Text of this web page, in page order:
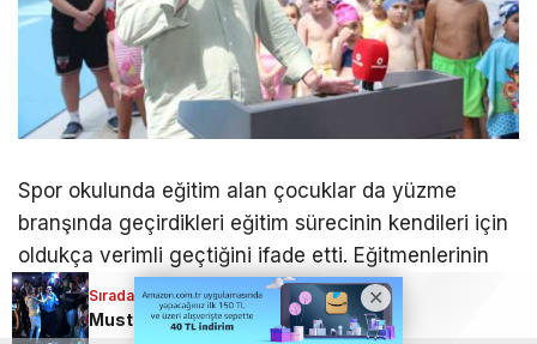
Sıradaki Haber
Bursa’da çay bahçesinde şaşırtan buluşma! Elleriyle besledi
Sıradaki Haber
Geleceğin yüzücüleri Osmangazi’de yetişiyor
Spor okulunda eğitim alan çocuklar da yüzme
branşında geçirdikleri eğitim sürecinin kendileri için
oldukça verimli geçtiğini ifade etti. Eğitmenlerinin
kendileriyle yakından ilgilendiğini belirten çocuklar,
aldıkları eğitim sayesinde yüzme becerilerini
Sıradaki Haber
Mustafa Keser, Bursa’dan rüzgar gibi geçti!